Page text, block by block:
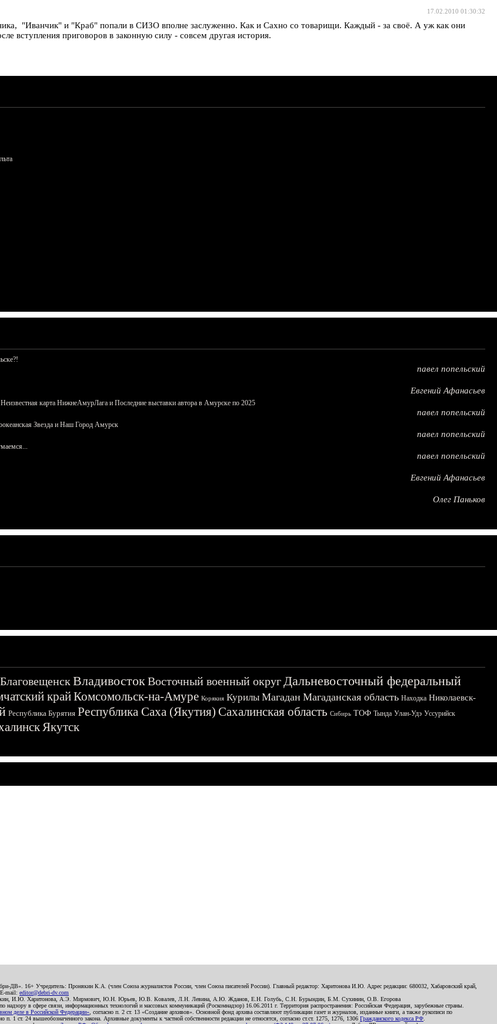
17.02.2010 01:30:32
"Иванчик" и "Краб" попали в СИЗО вполне заслуженно. Как и Сахно со товарищи. Каждый - за своё. А уж как они
вступления приговоров в законную силу - совсем другая история.
павел попельский
Евгений Афанасьев
карта НижнеАмурЛага и Последние выставки автора в Амурске по 2025
павел попельский
Звезда и Наш Город Амурск
павел попельский
павел попельский
Евгений Афанасьев
Олег Паньков
БлаговещенскВладивостокВосточный военный округДальневосточный федеральный
крайКомсомольск-на-Амуре Корякия Курилы Магадан Магаданская область Находка Николаевск-
Республика Бурятия Республика Саха (Якутия) Сахалинская область Сибирь ТОФ Тында Улан-Удэ Уссурийск
Якутск
ДВ». 16+ Учредитель: Пронякин К.А. (член Союза журналистов России, член Союза писателей России). Главный редактор: Харитонова И.Ю. Адрес редакции: 680032, Хабаровский край,
. E-mail: editor@debri-dv.com
И.Ю. Харитонова, А.Э. Мирмович, Ю.Н. Юрьев, Ю.В. Ковалев, Л.Н. Левина, А.Ю. Жданов, Е.Н. Голубь, С.Н. Бурындин, Б.М. Сухинин, О.В. Егорова
надзору в сфере связи, информационных технологий и массовых коммуникаций (Роскомнадзор) 16.06.2011 г. Территория распространения: Российская Федерация, зарубежные страны.
деле в Российской Федерации» , согласно п. 2 ст. 13 «Создание архивов». Основной фонд архива составляют публикации газет и журналов, изданные книги, а также рукописи по
1 ст. 24 вышеобозначенного закона. Архивные документы к частной собственности редакции не относятся, согласно ст.ст. 1275, 1276, 1306 Гражданского кодекса РФ